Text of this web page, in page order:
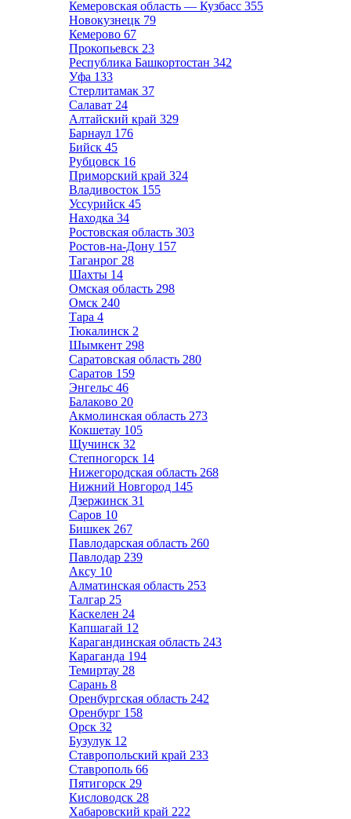
Кемеровская область — Кузбасс 355
Новокузнецк 79
Кемерово 67
Прокопьевск 23
Республика Башкортостан 342
Уфа 133
Стерлитамак 37
Салават 24
Алтайский край 329
Барнаул 176
Бийск 45
Рубцовск 16
Приморский край 324
Владивосток 155
Уссурийск 45
Находка 34
Ростовская область 303
Ростов-на-Дону 157
Таганрог 28
Шахты 14
Омская область 298
Омск 240
Тара 4
Тюкалинск 2
Шымкент 298
Саратовская область 280
Саратов 159
Энгельс 46
Балаково 20
Акмолинская область 273
Кокшетау 105
Щучинск 32
Степногорск 14
Нижегородская область 268
Нижний Новгород 145
Дзержинск 31
Саров 10
Бишкек 267
Павлодарская область 260
Павлодар 239
Аксу 10
Алматинская область 253
Талгар 25
Каскелен 24
Капшагай 12
Карагандинская область 243
Караганда 194
Темиртау 28
Сарань 8
Оренбургская область 242
Оренбург 158
Орск 32
Бузулук 12
Ставропольский край 233
Ставрополь 66
Пятигорск 29
Кисловодск 28
Хабаровский край 222